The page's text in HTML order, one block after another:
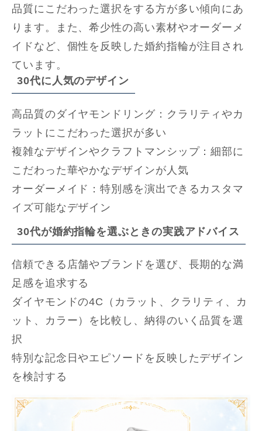
品質にこだわった選択をする方が多い傾向にあ
ります。また、希少性の高い素材やオーダーメ
イドなど、個性を反映した婚約指輪が注目され
ています。
30代に人気のデザイン
高品質のダイヤモンドリング：クラリティやカ
ラットにこだわった選択が多い
複雑なデザインやクラフトマンシップ：細部に
こだわった華やかなデザインが人気
オーダーメイド：特別感を演出できるカスタマ
イズ可能なデザイン
30代が婚約指輪を選ぶときの実践アドバイス
信頼できる店舗やブランドを選び、長期的な満
足感を追求する
ダイヤモンドの4C（カラット、クラリティ、カ
ット、カラー）を比較し、納得のいく品質を選
択
特別な記念日やエピソードを反映したデザイン
を検討する